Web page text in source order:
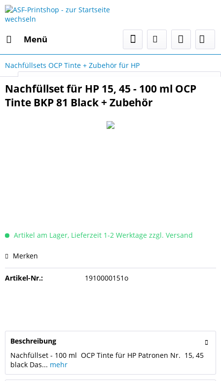
Menü
Select Language
Nachfüllsets OCP Tinte + Zubehör für HP
Nachfüllset für HP 15, 45 - 100 ml OCP
Tinte BKP 81 Black + Zubehör
Artikel am Lager, Lieferzeit 1-2 Werktage zzgl. Versand
Merken
Artikel-Nr.: 1910000151o
Beschreibung
Nachfüllset - 100 ml OCP Tinte für HP Patronen Nr. 15, 45
black Das... mehr